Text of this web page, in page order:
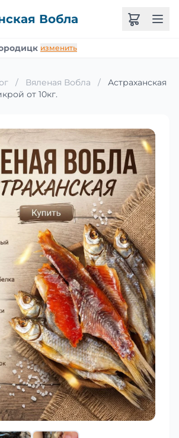
Вобла
изменить
/ Вяленая Вобла /
Астраханская
от 10кг.